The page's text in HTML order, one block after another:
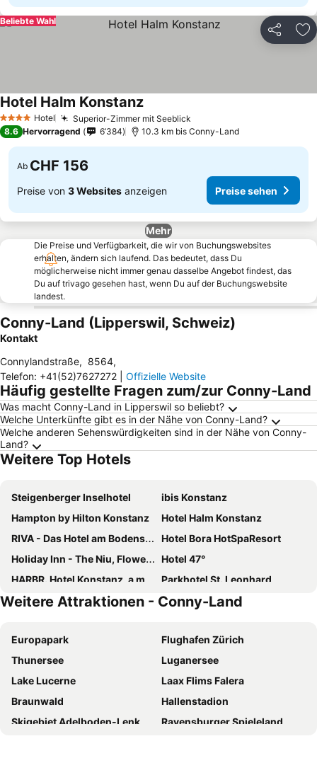
Teilen
Beliebte Wahl
4 Sterne Hotel Superior-Zimmer mit Seeblick
Hotel Halm KonstanzPreise sehen
8.6 Hervorragend 6’384 10.3 km bis Conny-Land
Ab CHF 156
Preise von 3 Websites anzeigen Preise sehen
Mehr
Die Preise und Verfügbarkeit, die wir von Buchungswebsites
erhalten, ändern sich laufend. Das bedeutet, dass Du
möglicherweise nicht immer genau dasselbe Angebot findest, das
Du auf trivago gesehen hast, wenn Du auf der Buchungswebsite
landest.
Conny-Land (Lipperswil, Schweiz)
Kontakt
Connylandstraße, 8564,
Telefon: +41(52)7627272 Offizielle Website
Häufig gestellte Fragen zum/zur Conny-Land
Was macht Conny-Land in Lipperswil so beliebt?
Welche Unterkünfte gibt es in der Nähe von Conny-Land?
Welche anderen Sehenswürdigkeiten sind in der Nähe von Conny-
Land?
Weitere Top Hotels
Steigenberger Inselhotel
ibis Konstanz
Hampton by Hilton Konstanz
Hotel Halm Konstanz
RIVA - Das Hotel am Bodensee
Hotel Bora HotSpaResort
Holiday Inn - The Niu, Flower Konstanz By Ihg
Hotel 47°
HARBR. Hotel Konstanz, a member of Radisson Individuals
Parkhotel St. Leonhard
Hotel Kreuzlingen am Hafen
B&B Hotel Konstanz
ibis Styles Konstanz
Flair Hotel zum Schiff
Romantik Hotel Barbarossa
Apartment Hotel Konstanz
Hotel Schiff Konstanz
Hotel Viva Sky
Seevilla
Hotel & Gästehaus Seehof
JUFA Hotel Meersburg
Gastehaus Centro
Weitere Attraktionen - Conny-Land
Europapark
Flughafen Zürich
Thunersee
Luganersee
Lake Lucerne
Laax Flims Falera
Braunwald
Hallenstadion
Skigebiet Adelboden-Lenk
Ravensburger Spieleland